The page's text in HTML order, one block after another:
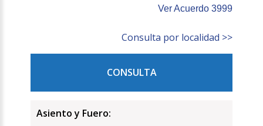
Ver Acuerdo 3999
Consulta por localidad >>
CONSULTA
Asiento y Fuero: